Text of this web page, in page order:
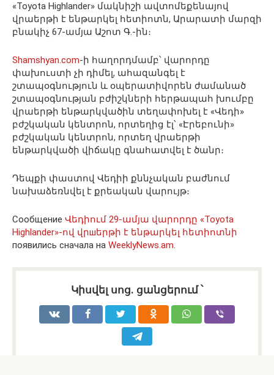
«Toyota Highlander» մակնիշի ավտոմեքենայով
վրաերթի է ենթարկել հետիոտն, Արարատի մարզի
բնակիչ 67-ամյա Աշոտ Գ․-ին։
Shamshyan.com-ի հաղորդմամբ՝ վարորդը
փախուստի չի դիմել, ահազանգել է
շտապօգնություն և օպերատիվորեն ժամանած
շտապօգնության բժիշկների հերթապահ խումբը
վրաերթի ենթարկվածին տեղափոխել է «Վեդի»
բժշկական կենտրոն, որտեղից էլ՝ «Էրեբունի»
բժշկական կենտրոն, որտեղ վրաերթի
ենթարկվածի վիճակը գնահատվել է ծանր։
Դեպքի փաստով Վեդիի քննչական բաժնում
նախաձեռնվել է քրեական վարույթ։
Сообщение Վեդիում 29-ամյա վարորդը «Toyota
Highlander»-ով վրшերթի է ենթարկել հետիոտնի
появились сначала на WeeklyNews.am.
Կիսվել սոց․ ցանցերում ՝